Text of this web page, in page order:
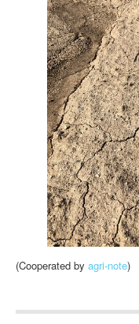
(Cooperated by agri-note)